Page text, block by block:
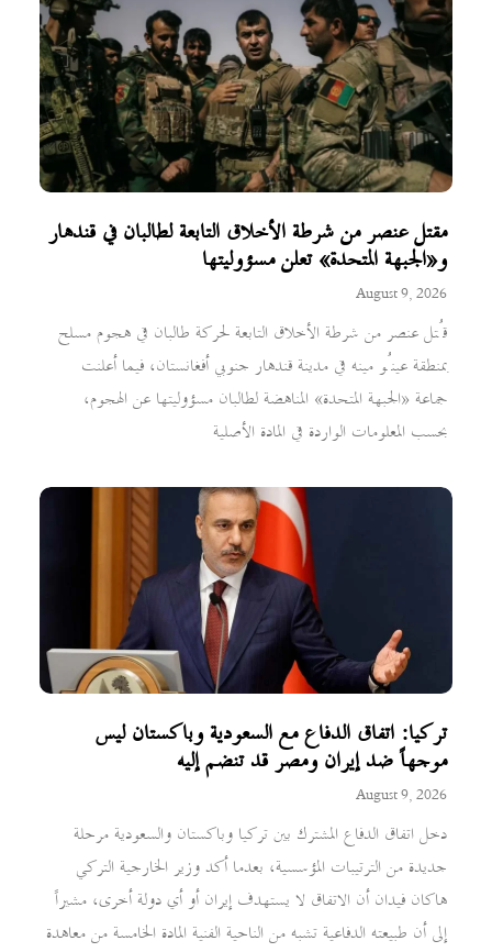
مقتل عنصر من شرطة الأخلاق التابعة لطالبان في قندهار
و«الجبهة المتحدة» تعلن مسؤوليتها
August 9, 2026
قُتل عنصر من شرطة الأخلاق التابعة لحركة طالبان في هجوم مسلح
بمنطقة عينُو مينه في مدينة قندهار جنوبي أفغانستان، فيما أعلنت
جماعة «الجبهة المتحدة» المناهضة لطالبان مسؤوليتها عن الهجوم،
بحسب المعلومات الواردة في المادة الأصلية
تركيا: اتفاق الدفاع مع السعودية وباكستان ليس
موجهاً ضد إيران ومصر قد تنضم إليه
August 9, 2026
دخل اتفاق الدفاع المشترك بين تركيا وباكستان والسعودية مرحلة
جديدة من الترتيبات المؤسسية، بعدما أكد وزير الخارجية التركي
هاكان فيدان أن الاتفاق لا يستهدف إيران أو أي دولة أخرى، مشيراً
إلى أن طبيعته الدفاعية تشبه من الناحية الفنية المادة الخامسة من معاهدة